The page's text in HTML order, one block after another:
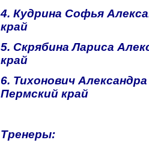
4. Кудрина Софья
край
5. Скрябина Лариса
край
6. Тихонович
Пермский край
Тренеры: